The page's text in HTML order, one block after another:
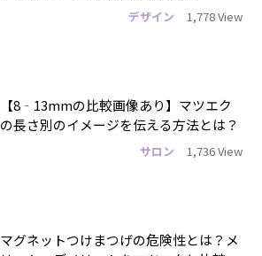
デザイン 1,778 View
【8‐13mmの比較画像あり】マツエク
の長さ別のイメージを伝える方法とは？
サロン 1,736 View
マグネットつけまつげの危険性とは？メ